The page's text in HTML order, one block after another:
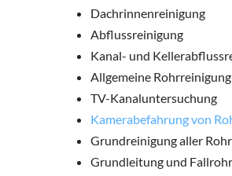
Dachrinnenreinigung
Abflussreinigung
Kanal- und
Allgemeine Rohrreinigung
TV-Kanaluntersuchung
Kamerabefahrung von
Grundreinigung aller
Grundleitung und